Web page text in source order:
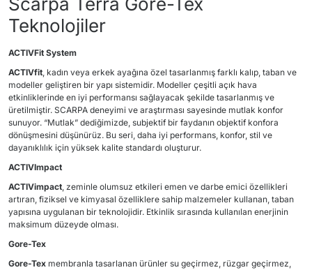
Teknolojiler
ACTIVFit System
ACTIVfit, kadın veya erkek ayağına özel tasarlanmış farklı kalıp, taban ve
modeller geliştiren bir yapı sistemidir. Modeller çeşitli açık hava
etkinliklerinde en iyi performansı sağlayacak şekilde tasarlanmış ve
üretilmiştir. SCARPA deneyimi ve araştırması sayesinde mutlak konfor
sunuyor. “Mutlak” dediğimizde, subjektif bir faydanın objektif konfora
dönüşmesini düşünürüz. Bu seri, daha iyi performans, konfor, stil ve
dayanıklılık için yüksek kalite standardı oluşturur.
ACTIVImpact
ACTIVimpact, zeminle olumsuz etkileri emen ve darbe emici özellikleri
artıran, fiziksel ve kimyasal özelliklere sahip malzemeler kullanan, taban
yapısına uygulanan bir teknolojidir. Etkinlik sırasında kullanılan enerjinin
maksimum düzeyde olması.
Gore-Tex
Gore-Tex membranla tasarlanan ürünler su geçirmez, rüzgar geçirmez,